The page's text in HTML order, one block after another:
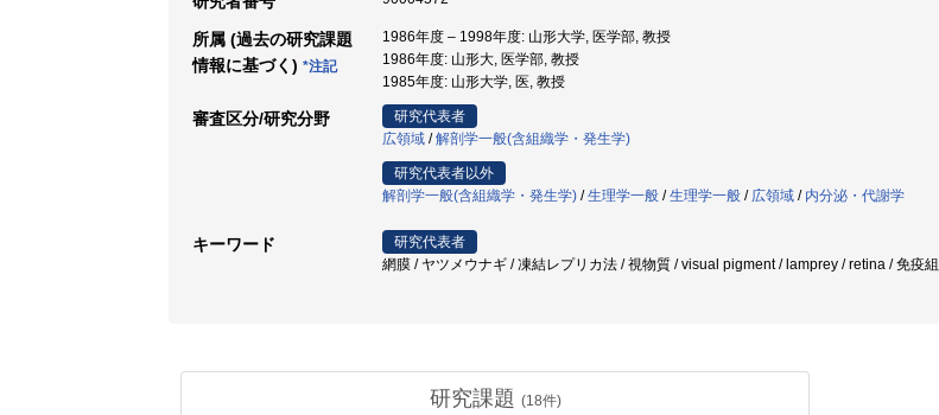
所属 (過去の研究課題
情報に基づく) *注記
1986年度 – 1998年度: 山形大学, 医学部, 教授
1986年度: 山形大, 医学部, 教授
1985年度: 山形大学, 医, 教授
審査区分/研究分野
研究代表者
広領域 /解剖学一般(含組織学・発生学)
研究代表者以外
解剖学一般(含組織学・発生学) /生理学一般 /生理学一般 / 広領域 / 内分泌・代謝学
キーワード
研究代表者
網膜 / ヤツメウナギ / 凍結レプリカ法 / 視物質 / visual pigment / lamprey / retina / 免疫
研究課題 (18件)